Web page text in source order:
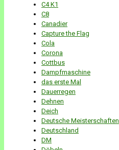
C4 K1
C8
Canadier
Capture the Flag
Cola
Corona
Cottbus
Dampfmaschine
das erste Mal
Dauerregen
Dehnen
Deich
Deutsche Meisterschaften
Deutschland
DM